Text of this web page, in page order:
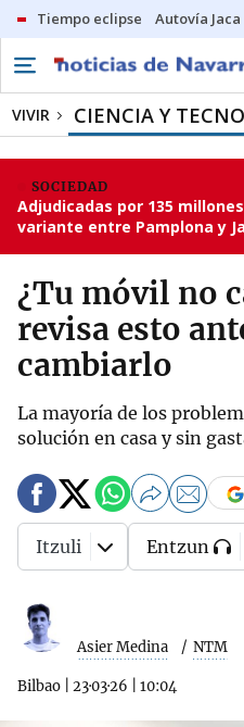
Tiempo eclipse Autovía Jaca
VIVIR CIENCIA Y
SOCIEDAD
Adjudicadas por 135
variante entre Pamplona y
¿Tu móvil no
revisa esto
cambiarlo
La mayoría de los
solución en casa y sin
Asier Medina NTM
Bilbao 23·03·26 10:04
Itzuli Entzun